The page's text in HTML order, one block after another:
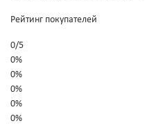
Рейтинг покупателей
0/5
0%
0%
0%
0%
0%